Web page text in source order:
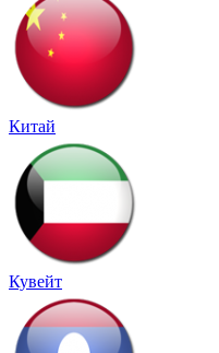
Китай
Кувейт